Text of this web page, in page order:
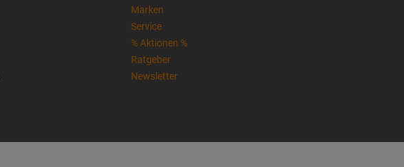
Marken
Service
% Aktionen %
Ratgeber
Newsletter